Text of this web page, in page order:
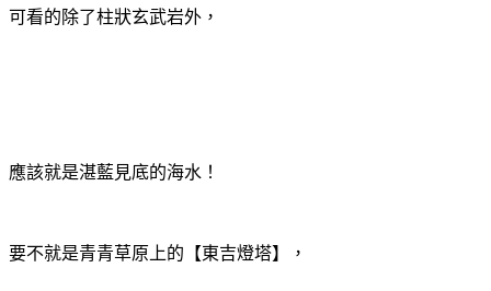
可看的除了柱狀玄武岩外，
應該就是湛藍見底的海水！
要不就是青青草原上的【東吉燈塔】，